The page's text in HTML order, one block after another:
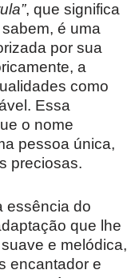
, que significa
sabem, é uma
por sua
a
como
Essa
o nome
pessoa única,
preciosas.
essência do
que lhe
e melódica,
encantador e